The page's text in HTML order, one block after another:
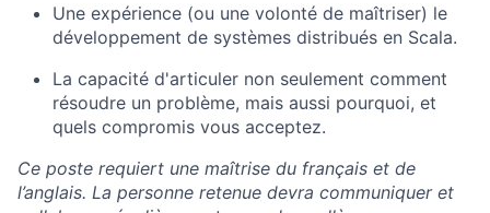
Une expérience (ou une volonté de maîtriser) le
développement de systèmes distribués en Scala.
La capacité d'articuler non seulement comment
résoudre un problème, mais aussi pourquoi, et
quels compromis vous acceptez.
Ce poste requiert une maîtrise du français et de
l’anglais. La personne retenue devra communiquer et